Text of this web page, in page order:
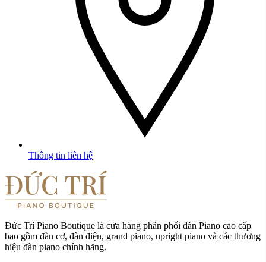
Thông tin liên hệ
Đức Trí Piano Boutique là cửa hàng phân phối đàn Piano cao cấp
bao gồm đàn cơ, đàn điện, grand piano, upright piano và các thương
hiệu đàn piano chính hãng.